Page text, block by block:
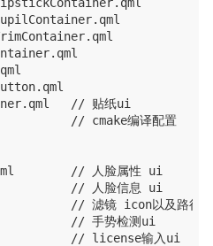
//
//
//
// 贴纸ui
// cmake编译配置
// 人脸属性 ui
// 人脸信息 ui
// 滤镜 icon以及路径配
// 手势检测ui
// license输入ui